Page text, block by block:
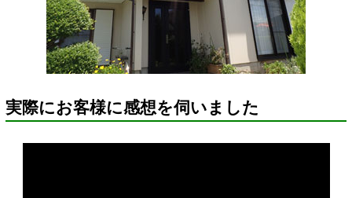
実際にお客様に感想を伺いました